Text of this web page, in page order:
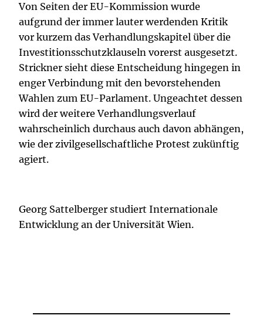
Von Seiten der EU-Kommission wurde
aufgrund der immer lauter werdenden Kritik
vor kurzem das Verhandlungskapitel über die
Investitionsschutzklauseln vorerst ausgesetzt.
Strickner sieht diese Entscheidung hingegen in
enger Verbindung mit den bevorstehenden
Wahlen zum EU-Parlament. Ungeachtet dessen
wird der weitere Verhandlungsverlauf
wahrscheinlich durchaus auch davon abhängen,
wie der zivilgesellschaftliche Protest zukünftig
agiert.
Georg Sattelberger studiert Internationale
Entwicklung an der Universität Wien.